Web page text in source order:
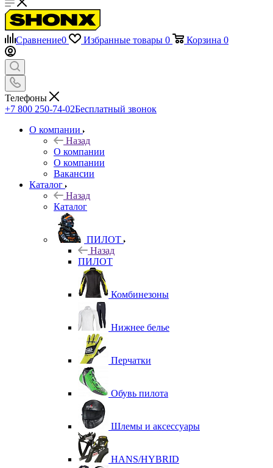
Сравнение0 Избранные товары 0 Корзина 0
Телефоны
+7 800 250-74-02Бесплатный звонок
О компании
Назад
О компании
О компании
Вакансии
Каталог
Назад
Каталог
ПИЛОТ
Назад
ПИЛОТ
Комбинезоны
Нижнее белье
Перчатки
Обувь пилота
Шлемы и аксессуары
HANS/HYBRID